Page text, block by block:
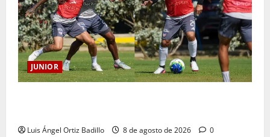
JUNIOR
Luis Ángel Ortiz Badillo 8 de agosto de 2026 0